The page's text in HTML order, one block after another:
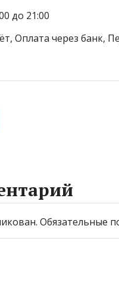
до 21:00
Оплата через банк,
Обязательные